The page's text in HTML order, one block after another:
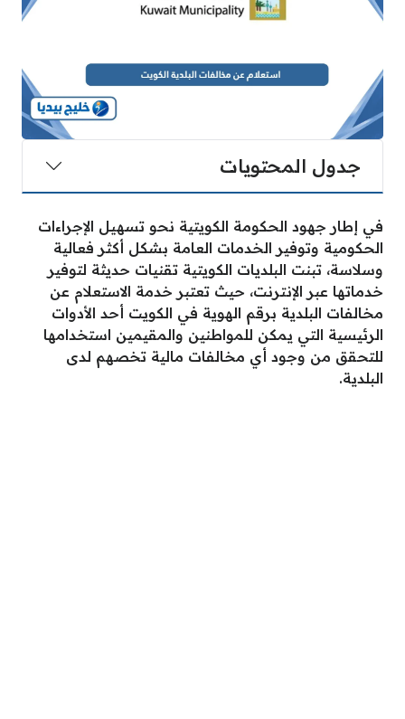
جدول المحتويات
في إطار جهود الحكومة الكويتية نحو تسهيل الإجراءات
الحكومية وتوفير الخدمات العامة بشكل أكثر فعالية
وسلاسة، تبنت البلديات الكويتية تقنيات حديثة لتوفير
خدماتها عبر الإنترنت، حيث تعتبر خدمة الاستعلام عن
مخالفات البلدية برقم الهوية في الكويت أحد الأدوات
الرئيسية التي يمكن للمواطنين والمقيمين استخدامها
للتحقق من وجود أي مخالفات مالية تخصهم لدى
البلدية.